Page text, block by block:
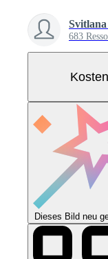
683
Dieses Bild neu